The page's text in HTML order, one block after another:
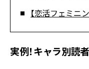
【恋活フェミニ
実例！キャラ別読